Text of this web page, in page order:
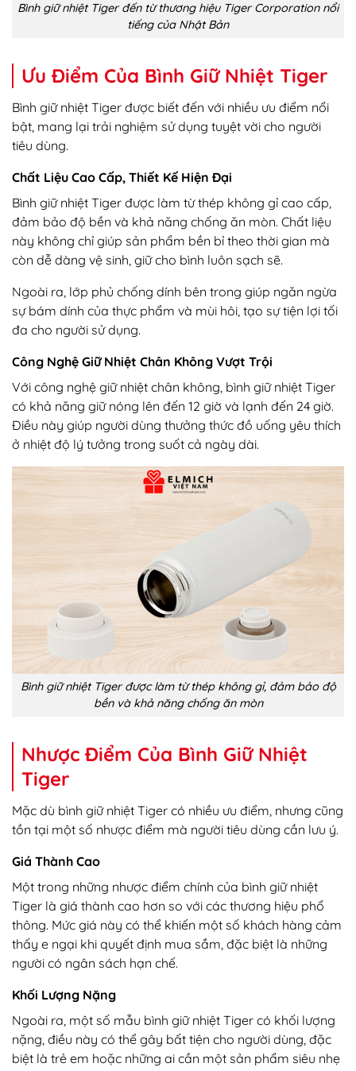
Bình giữ nhiệt Tiger đến từ thương hiệu Tiger Corporation nổi
tiếng của Nhật Bản
Ưu Điểm Của Bình Giữ Nhiệt Tiger
Bình giữ nhiệt Tiger được biết đến với nhiều ưu điểm nổi
bật, mang lại trải nghiệm sử dụng tuyệt vời cho người
tiêu dùng.
Chất Liệu Cao Cấp, Thiết Kế Hiện Đại
Bình giữ nhiệt Tiger được làm từ thép không gỉ cao cấp,
đảm bảo độ bền và khả năng chống ăn mòn. Chất liệu
này không chỉ giúp sản phẩm bền bỉ theo thời gian mà
còn dễ dàng vệ sinh, giữ cho bình luôn sạch sẽ.
Ngoài ra, lớp phủ chống dính bên trong giúp ngăn ngừa
sự bám dính của thực phẩm và mùi hôi, tạo sự tiện lợi tối
đa cho người sử dụng.
Công Nghệ Giữ Nhiệt Chân Không Vượt Trội
Với công nghệ giữ nhiệt chân không, bình giữ nhiệt Tiger
có khả năng giữ nóng lên đến 12 giờ và lạnh đến 24 giờ.
Điều này giúp người dùng thưởng thức đồ uống yêu thích
ở nhiệt độ lý tưởng trong suốt cả ngày dài.
Bình giữ nhiệt Tiger được làm từ thép không gỉ, đảm bảo độ
bền và khả năng chống ăn mòn
Nhược Điểm Của Bình Giữ Nhiệt
Tiger
Mặc dù bình giữ nhiệt Tiger có nhiều ưu điểm, nhưng cũng
tồn tại một số nhược điểm mà người tiêu dùng cần lưu ý.
Giá Thành Cao
Một trong những nhược điểm chính của bình giữ nhiệt
Tiger là giá thành cao hơn so với các thương hiệu phổ
thông. Mức giá này có thể khiến một số khách hàng cảm
thấy e ngại khi quyết định mua sắm, đặc biệt là những
người có ngân sách hạn chế.
Khối Lượng Nặng
Ngoài ra, một số mẫu bình giữ nhiệt Tiger có khối lượng
nặng, điều này có thể gây bất tiện cho người dùng, đặc
biệt là trẻ em hoặc những ai cần một sản phẩm siêu nhẹ